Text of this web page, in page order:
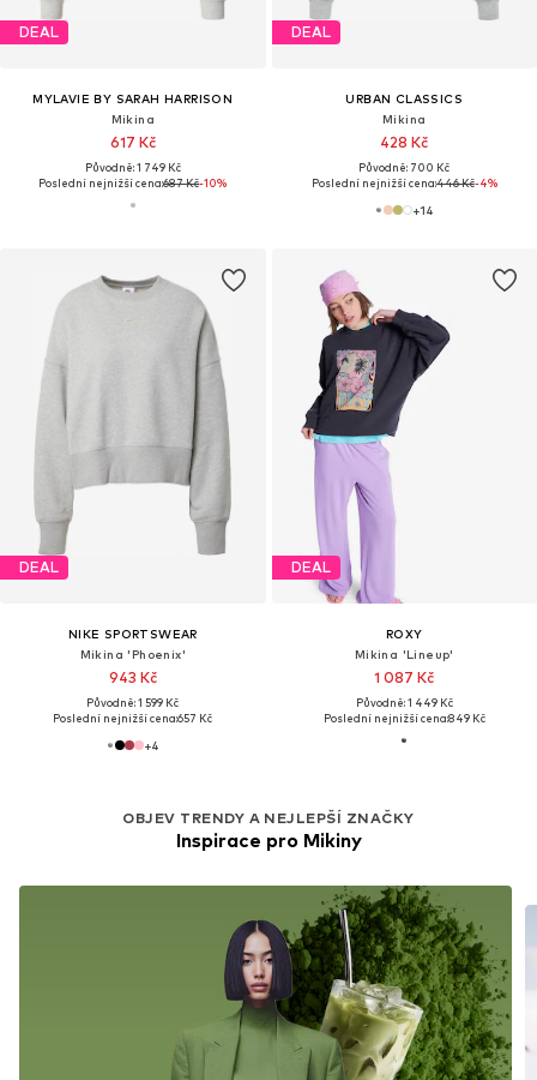
DEAL
MYLAVIE BY SARAH HARRISON
Mikina
617 Kč
Původně: 1 749 Kč
Poslední nejnižší cena:687 Kč-10%
DEAL
URBAN CLASSICS
Mikina
428 Kč
Původně: 700 Kč
Poslední nejnižší cena:446 Kč-4%
+14
DEAL
NIKE SPORTSWEAR
Mikina 'Phoenix'
943 Kč
Původně: 1 599 Kč
Poslední nejnižší cena:657 Kč
+4
DEAL
ROXY
Mikina 'Lineup'
1 087 Kč
Původně: 1 449 Kč
Poslední nejnižší cena:849 Kč
OBJEV TRENDY A NEJLEPŠÍ ZNAČKY
Inspirace pro Mikiny